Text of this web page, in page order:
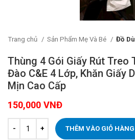
Trang chủ Sản Phẩm Mẹ Và Bé Đồ
Thùng 4 Gói Giấy Rút Treo
Đào C&E 4 Lớp, Khăn Giấy
Mịn Cao Cấp
150,000 VNĐ
THÊM VÀO GIỎ HÀNG